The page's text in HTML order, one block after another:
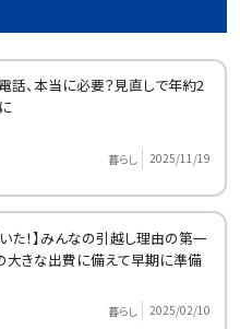
話、本当に必要？見直しで年約2
暮らし 2025/11/19
た！】みんなの引越し理由の第一
大きな出費に備えて早期に準備
暮らし 2025/02/10